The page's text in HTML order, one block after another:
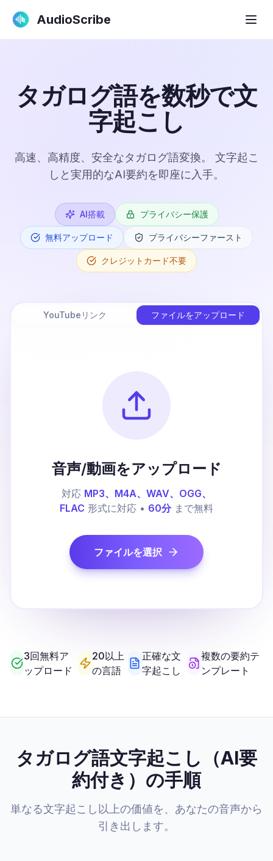
AudioScribe
タガログ語を数秒で文
字起こし
高速、高精度、安全なタガログ語変換。 文字起こ
しと実用的なAI要約を即座に入手。
AI搭載 プライバシー保護
無料アップロード プライバシーファースト
クレジットカード不要
YouTubeリンク ファイルをアップロード
音声/動画をアップロード
対応 MP3、M4A、WAV、OGG、
FLAC 形式に対応 • 60分 まで無料
ファイルを選択
3回無料ア
ップロード
20以上
の言語
正確な文
字起こし
複数の要約テ
ンプレート
タガログ語文字起こし（AI要
約付き）の手順
単なる文字起こし以上の価値を、あなたの音声から
引き出します。